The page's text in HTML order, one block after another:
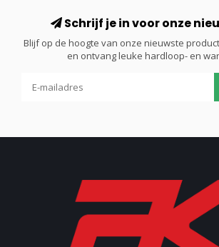
Schrijf je in voor onze
Blijf op de hoogte van onze nieuwste
en ontvang leuke hardloop- en